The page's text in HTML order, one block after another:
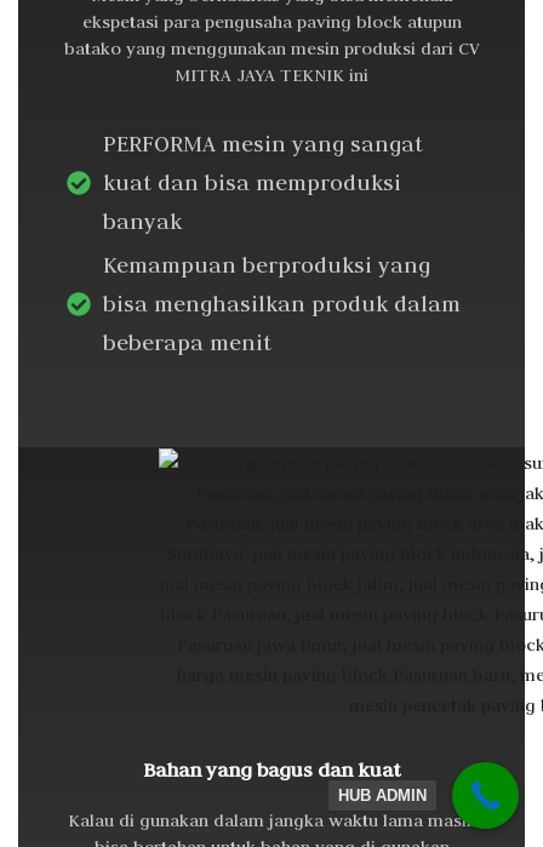
ekspetasi para pengusaha paving block atupun
batako yang menggunakan mesin produksi dari CV
MITRA JAYA TEKNIK ini
PERFORMA mesin yang sangat
kuat dan bisa memproduksi
banyak
Kemampuan berproduksi yang
bisa menghasilkan produk dalam
beberapa menit
Bahan yang bagus dan kuat
Kalau di gunakan dalam jangka waktu lama masih
HUB ADMIN